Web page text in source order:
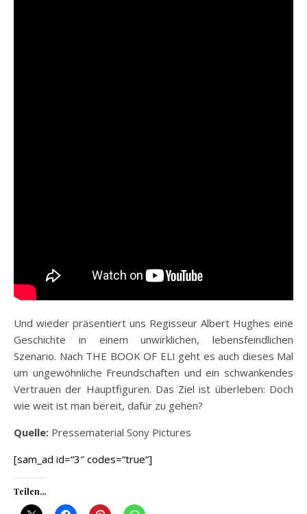
Und wieder präsentiert uns Regisseur Albert Hughes eine
Geschichte in einem unwirklichen, lebensfeindlichen
Szenario. Nach THE BOOK OF ELI geht es auch dieses Mal
um ungewöhnliche Freundschaften und ein schwankendes
Vertrauen der Hauptfiguren. Das Ziel ist überleben: Doch
wie weit ist man bereit, dafür zu gehen?
Quelle: Pressematerial Sony Pictures
[sam_ad id=“3″ codes=“true“]
Teilen...